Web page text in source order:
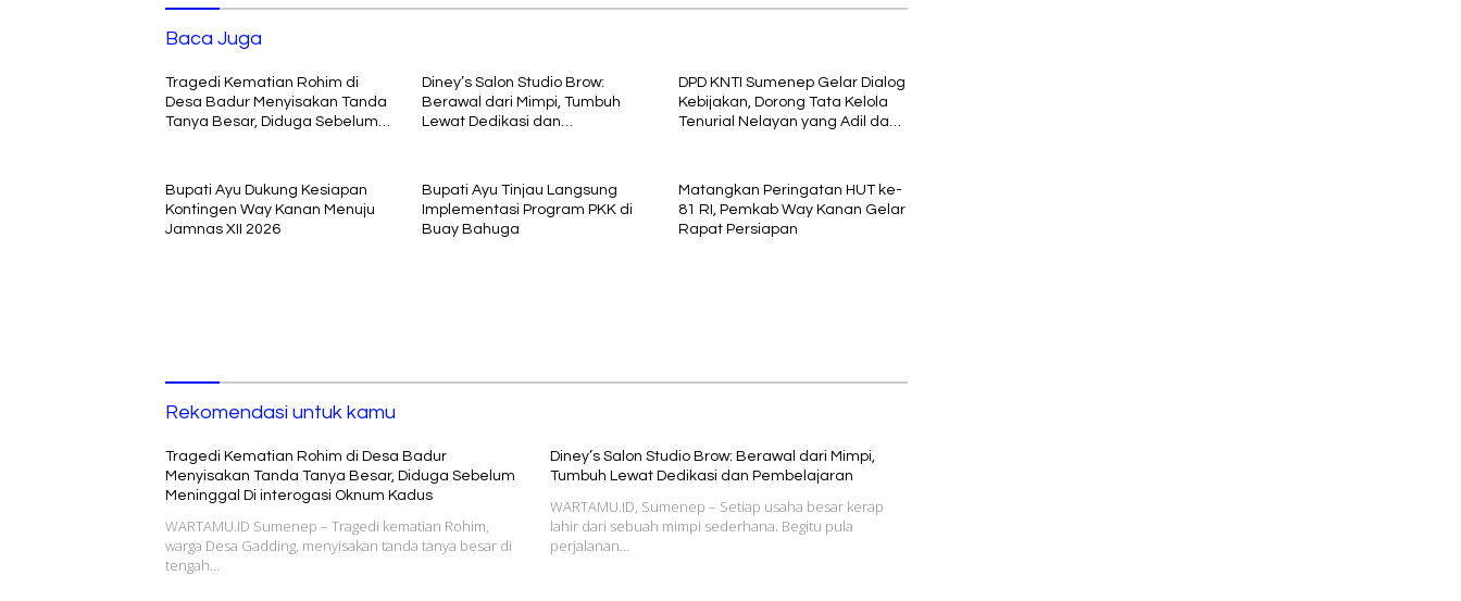
Baca Juga
Tragedi Kematian Rohim di
Desa Badur Menyisakan Tanda
Tanya Besar, Diduga Sebelum
Diney’s Salon Studio Brow:
Berawal dari Mimpi, Tumbuh
Lewat Dedikasi dan
DPD KNTI Sumenep Gelar Dialog
Kebijakan, Dorong Tata Kelola
Tenurial Nelayan yang Adil dan
Bupati Ayu Dukung Kesiapan
Kontingen Way Kanan Menuju
Jamnas XII 2026
Bupati Ayu Tinjau Langsung
Implementasi Program PKK di
Buay Bahuga
Matangkan Peringatan HUT ke-
81 RI, Pemkab Way Kanan Gelar
Rapat Persiapan
Rekomendasi untuk kamu
Tragedi Kematian Rohim di Desa Badur
Menyisakan Tanda Tanya Besar, Diduga Sebelum
Meninggal Di interogasi Oknum Kadus
WARTAMU.ID Sumenep – Tragedi kematian Rohim,
warga Desa Gadding, menyisakan tanda tanya besar di
tengah…
Diney’s Salon Studio Brow: Berawal dari Mimpi,
Tumbuh Lewat Dedikasi dan Pembelajaran
WARTAMU.ID, Sumenep – Setiap usaha besar kerap
lahir dari sebuah mimpi sederhana. Begitu pula
perjalanan…